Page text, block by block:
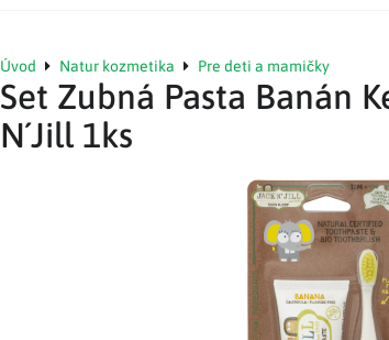
Úvod Natur kozmetika Pre deti a mamičky
Set Zubná Pasta Banán
N´Jill 1ks